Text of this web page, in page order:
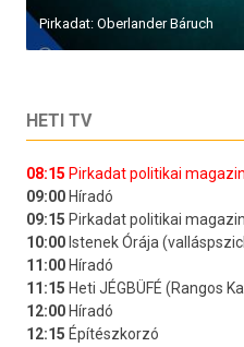
Pirkadat: Oberlander Báruch
HETI TV